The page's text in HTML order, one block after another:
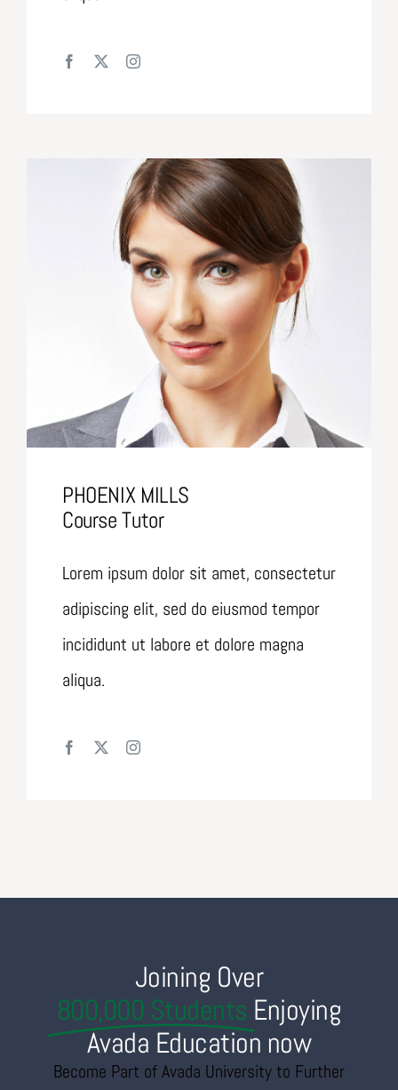
PHOENIX MILLS
Course Tutor
Lorem ipsum dolor sit amet, consectetur
adipiscing elit, sed do eiusmod tempor
incididunt ut labore et dolore magna
aliqua.
Joining Over
800,000 Students Enjoying
Avada Education now
Become Part of Avada University to Further